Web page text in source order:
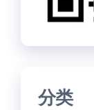
分类